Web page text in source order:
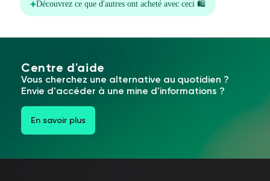
Centre d'aide
Vous cherchez une alternative au quotidien ?
Envie d'accéder à une mine d'informations ?
En savoir plus